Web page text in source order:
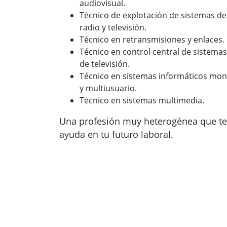
audiovisual.
Técnico de explotación de sistemas de
radio y televisión.
Técnico en retransmisiones y enlaces.
Técnico en control central de sistemas
de televisión.
Técnico en sistemas informáticos
y multiusuario.
Técnico en sistemas multimedia.
Una profesión muy heterogénea que te
ayuda en tu futuro laboral.